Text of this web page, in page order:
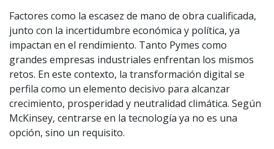
Factores como la escasez de mano de obra cualificada,
junto con la incertidumbre económica y política, ya
impactan en el rendimiento. Tanto Pymes como
grandes empresas industriales enfrentan los mismos
retos. En este contexto, la transformación digital se
perfila como un elemento decisivo para alcanzar
crecimiento, prosperidad y neutralidad climática. Según
McKinsey, centrarse en la tecnología ya no es una
opción, sino un requisito.